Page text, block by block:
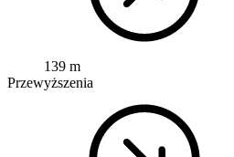
139 m
Przewyższenia